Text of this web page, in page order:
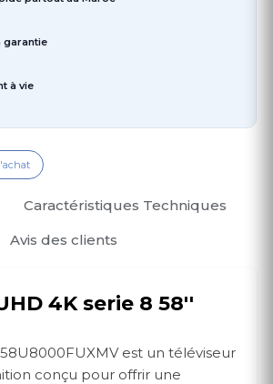
garantie
à vie
Caractéristiques Techniques
Avis des clients
4K serie 8 58''
est un téléviseur
conçu pour offrir une